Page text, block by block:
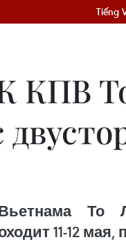
Tiếng
КПВ
То
11-12